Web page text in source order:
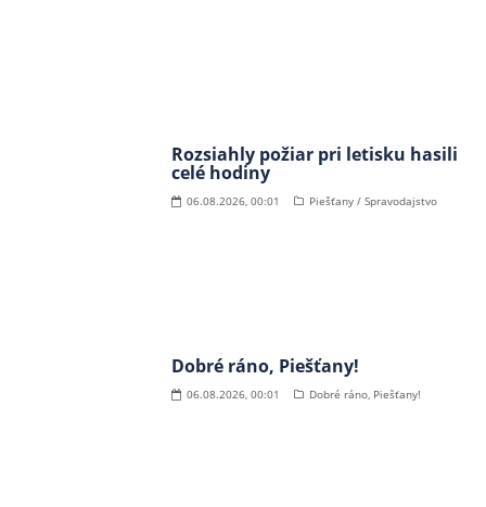
Rozsiahly požiar pri letisku hasili
celé hodiny
06.08.2026, 00:01 Piešťany / Spravodajstvo
Dobré ráno, Piešťany!
06.08.2026, 00:01 Dobré ráno, Piešťany!